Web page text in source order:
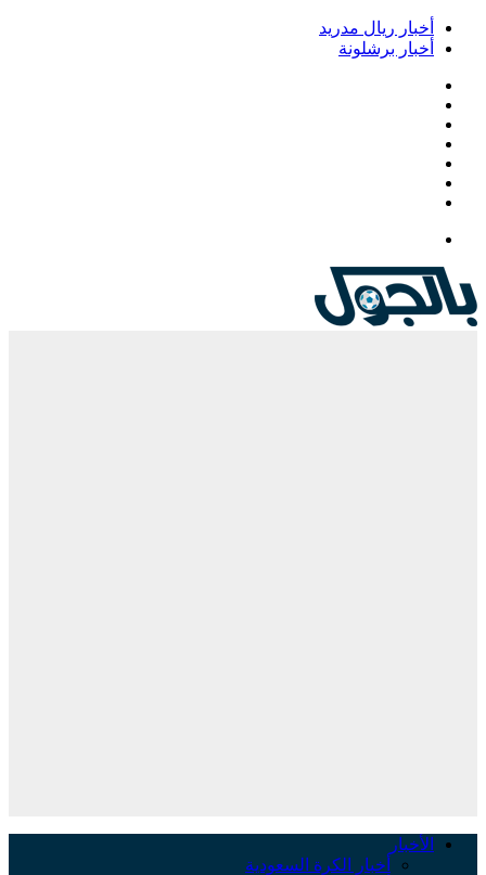
أخبار ريال مدريد
أخبار برشلونة
الأخبار
أخبار الكرة السعودية